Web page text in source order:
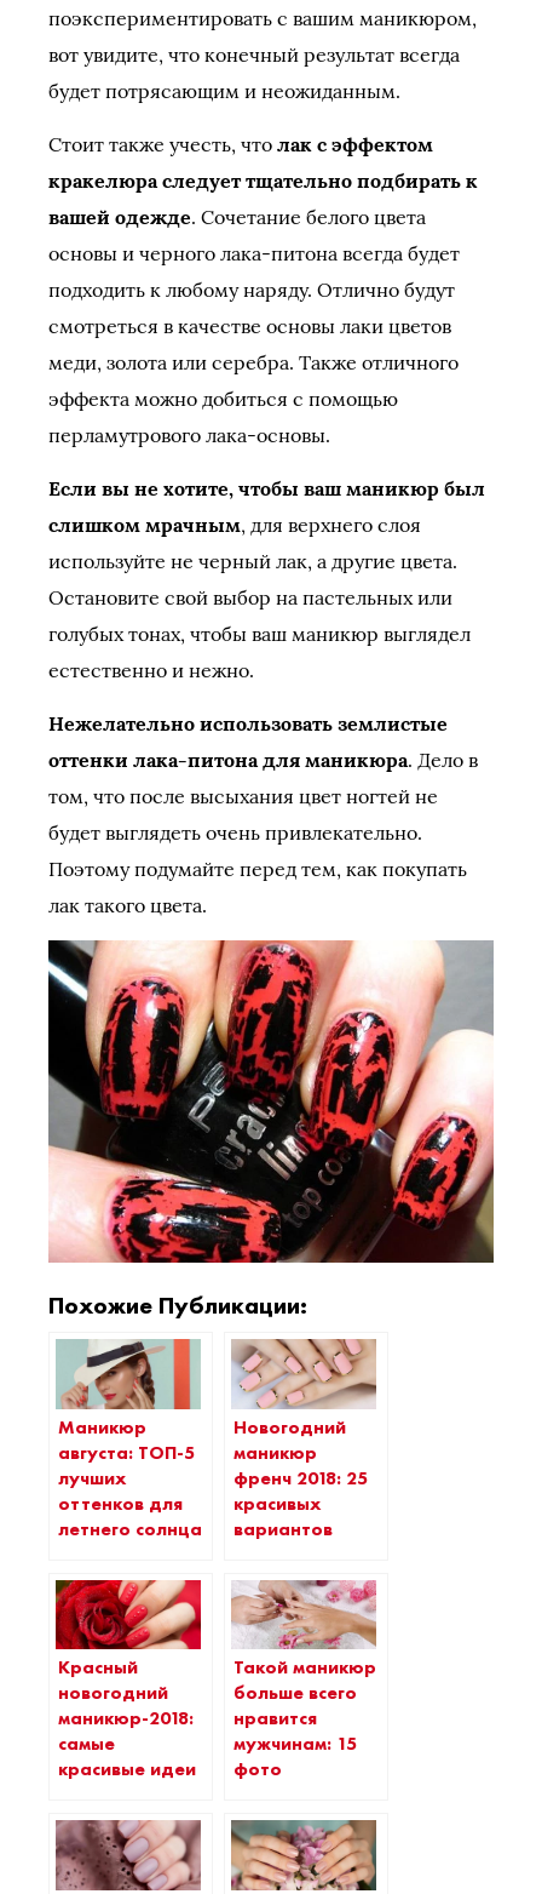
поэкспериментировать с вашим маникюром,
вот увидите, что конечный результат всегда
будет потрясающим и неожиданным.
Стоит также учесть, что лак с эффектом
кракелюра следует тщательно подбирать к
вашей одежде. Сочетание белого цвета
основы и черного лака-питона всегда будет
подходить к любому наряду. Отлично будут
смотреться в качестве основы лаки цветов
меди, золота или серебра. Также отличного
эффекта можно добиться с помощью
перламутрового лака-основы.
Если вы не хотите, чтобы ваш маникюр был
слишком мрачным, для верхнего слоя
используйте не черный лак, а другие цвета.
Остановите свой выбор на пастельных или
голубых тонах, чтобы ваш маникюр выглядел
естественно и нежно.
Нежелательно использовать землистые
оттенки лака-питона для маникюра. Дело в
том, что после высыхания цвет ногтей не
будет выглядеть очень привлекательно.
Поэтому подумайте перед тем, как покупать
лак такого цвета.
Похожие Публикации:
Маникюр
августа: ТОП-5
лучших
оттенков для
летнего солнца
Новогодний
маникюр
френч 2018: 25
красивых
вариантов
Красный
новогодний
маникюр-2018:
самые
красивые идеи
Такой маникюр
больше всего
нравится
мужчинам: 15
фото